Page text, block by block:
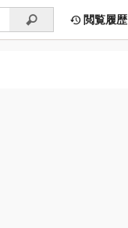
閲覧履歴